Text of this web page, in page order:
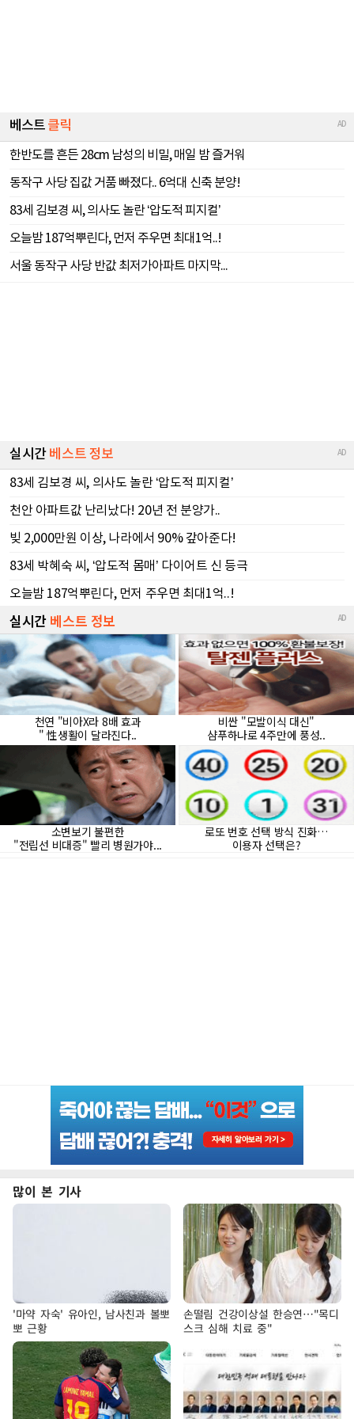
많이 본 기사
'마약 자숙' 유아인, 남사친과 볼뽀
뽀 근황
손떨림 건강이상설 한승연…"목디
스크 심해 치료 중"